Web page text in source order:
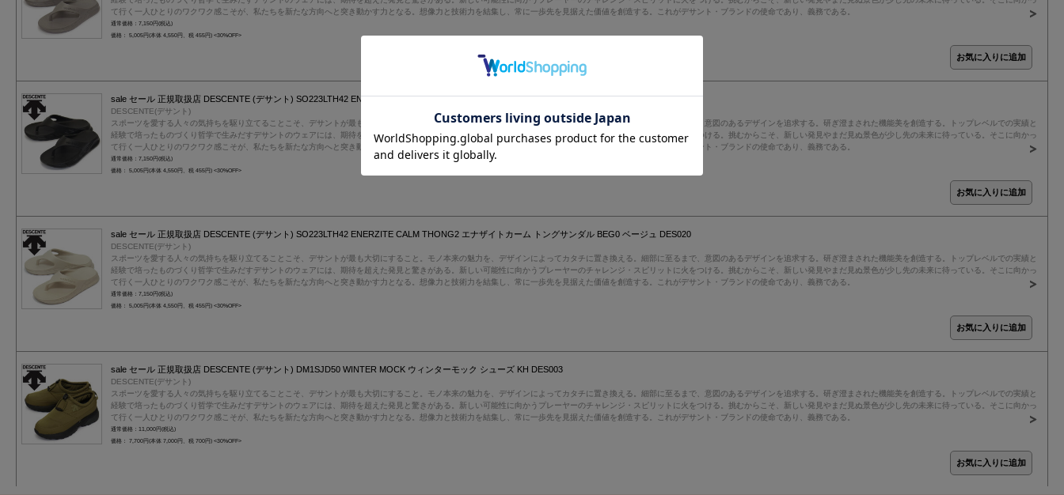
て行く一人ひとりのワクワク感こそが、私たちを新たな方向へと突き動かす力となる。想像力と技術力を結集し、常に一歩先を見据えた価値を創造する。これがデサント・ブランドの使命であり、義務である。
通常価格：7,150円(税込)
価格： 5,005円(本体 4,550円、税 455円)<30%OFF>
sale セール 正規取扱店 DESCENTE (デサント) SO223LTH42 ENERZITE CALM THONG2 エナザイトカーム トングサンダル BLK0 ブラック DES021
DESCENTE(デサント)
スポーツを愛する人々の気持ちを駆り立てることこそ、デサントが最も大切にすること。モノ本来の魅力を、デザインによってカタチに置き換える。細部に至るまで、意図のあるデザインを追求する。研ぎ澄まされた機能美を創造する。トップレベルでの実績と
経験で培ったものづくり哲学で生みだすデサントのウェアには、期待を超えた発見と驚きがある。新しい可能性に向かうプレーヤーのチャレンジ・スピリットに火をつける。挑むからこそ、新しい発見やまだ見ぬ景色が少し先の未来に待っている。そこに向かっ
て行く一人ひとりのワクワク感こそが、私たちを新たな方向へと突き動かす力となる。想像力と技術力を結集し、常に一歩先を見据えた価値を創造する。これがデサント・ブランドの使命であり、義務である。
通常価格：7,150円(税込)
価格： 5,005円(本体 4,550円、税 455円)<30%OFF>
sale セール 正規取扱店 DESCENTE (デサント) SO223LTH42 ENERZITE CALM THONG2 エナザイトカーム トングサンダル BEG0 ベージュ DES020
DESCENTE(デサント)
スポーツを愛する人々の気持ちを駆り立てることこそ、デサントが最も大切にすること。モノ本来の魅力を、デザインによってカタチに置き換える。細部に至るまで、意図のあるデザインを追求する。研ぎ澄まされた機能美を創造する。トップレベルでの実績と
経験で培ったものづくり哲学で生みだすデサントのウェアには、期待を超えた発見と驚きがある。新しい可能性に向かうプレーヤーのチャレンジ・スピリットに火をつける。挑むからこそ、新しい発見やまだ見ぬ景色が少し先の未来に待っている。そこに向かっ
て行く一人ひとりのワクワク感こそが、私たちを新たな方向へと突き動かす力となる。想像力と技術力を結集し、常に一歩先を見据えた価値を創造する。これがデサント・ブランドの使命であり、義務である。
通常価格：7,150円(税込)
価格： 5,005円(本体 4,550円、税 455円)<30%OFF>
sale セール 正規取扱店 DESCENTE (デサント) DM1SJD50 WINTER MOCK ウィンターモック シューズ KH DES003
DESCENTE(デサント)
スポーツを愛する人々の気持ちを駆り立てることこそ、デサントが最も大切にすること。モノ本来の魅力を、デザインによってカタチに置き換える。細部に至るまで、意図のあるデザインを追求する。研ぎ澄まされた機能美を創造する。トップレベルでの実績と
経験で培ったものづくり哲学で生みだすデサントのウェアには、期待を超えた発見と驚きがある。新しい可能性に向かうプレーヤーのチャレンジ・スピリットに火をつける。挑むからこそ、新しい発見やまだ見ぬ景色が少し先の未来に待っている。そこに向かっ
て行く一人ひとりのワクワク感こそが、私たちを新たな方向へと突き動かす力となる。想像力と技術力を結集し、常に一歩先を見据えた価値を創造する。これがデサント・ブランドの使命であり、義務である。
通常価格：11,000円(税込)
価格： 7,700円(本体 7,000円、税 700円)<30%OFF>